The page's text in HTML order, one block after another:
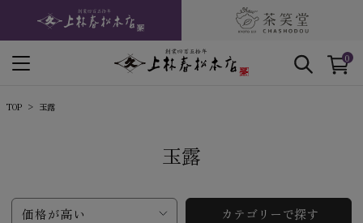
0
TOP 玉露
玉露
価格が高い カテゴリーで探す